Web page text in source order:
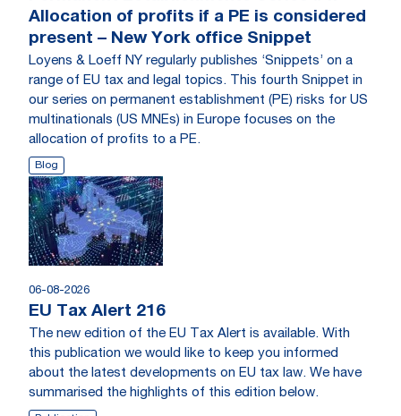
Allocation of profits if a PE is considered
present – New York office Snippet
Loyens & Loeff NY regularly publishes ‘Snippets’ on a
range of EU tax and legal topics. This fourth Snippet in
our series on permanent establishment (PE) risks for US
multinationals (US MNEs) in Europe focuses on the
allocation of profits to a PE.
Blog
06-08-2026
EU Tax Alert 216
The new edition of the EU Tax Alert is available. With
this publication we would like to keep you informed
about the latest developments on EU tax law. We have
summarised the highlights of this edition below.